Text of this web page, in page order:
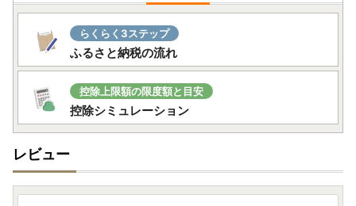
するイベントや観光情報の提供、ふるさと納税に関する情報
提供に使用させていただきます。
また、上記の手段としては、電子メールの配信やパンフレッ
ト等の郵送をさせていただく場合がございます。
ら、延岡市産業政策課 (0982-20-7175、kankou2@city.no
beoka.miyazaki.jp)までご連絡ください。
らくらく3ステップ
ふるさと納税の流れ
控除上限額の限度額と目安
控除シミュレーション
レビュー